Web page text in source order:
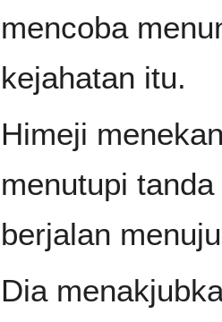
mencoba
kejahatan itu.
Himeji
menutupi
berjalan
Dia